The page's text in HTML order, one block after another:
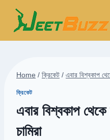
Skip
content
Home / ক্রিকেট / এবার বিশ্বকাপ
ক্রিকেট
এবার বিশ্বকাপ
চামিরা